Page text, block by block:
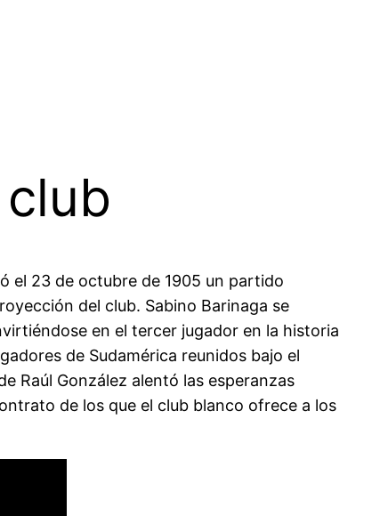
el 23 de octubre de 1905 un partido
del club. Sabino Barinaga se
en el tercer jugador en la historia
de Sudamérica reunidos bajo el
Raúl González alentó las esperanzas
de los que el club blanco ofrece a los